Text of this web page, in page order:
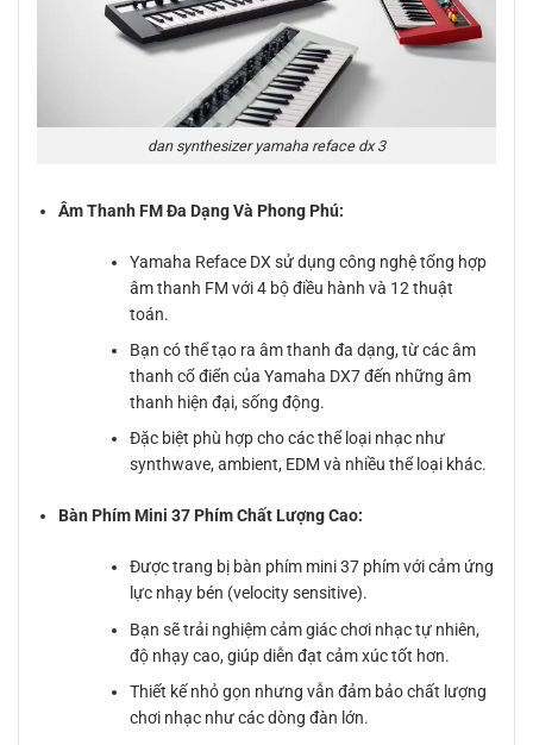
dan synthesizer yamaha reface dx 3
Âm Thanh FM Đa Dạng Và Phong Phú:
Yamaha Reface DX sử dụng công nghệ tổng hợp
âm thanh FM với 4 bộ điều hành và 12 thuật
toán.
Bạn có thể tạo ra âm thanh đa dạng, từ các âm
thanh cổ điển của Yamaha DX7 đến những âm
thanh hiện đại, sống động.
Đặc biệt phù hợp cho các thể loại nhạc như
synthwave, ambient, EDM và nhiều thể loại khác.
Bàn Phím Mini 37 Phím Chất Lượng Cao:
Được trang bị bàn phím mini 37 phím với cảm ứng
lực nhạy bén (velocity sensitive).
Bạn sẽ trải nghiệm cảm giác chơi nhạc tự nhiên,
độ nhạy cao, giúp diễn đạt cảm xúc tốt hơn.
Thiết kế nhỏ gọn nhưng vẫn đảm bảo chất lượng
chơi nhạc như các dòng đàn lớn.